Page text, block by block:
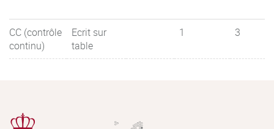
CC (contrôle
continu)
Ecrit sur
table
1 3